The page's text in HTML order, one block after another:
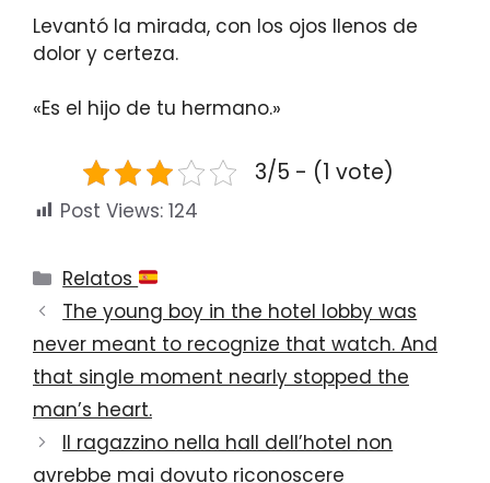
Levantó la mirada, con los ojos llenos de
dolor y certeza.
«Es el hijo de tu hermano.»
3/5 - (1 vote)
Post Views: 124
Categories
Relatos
The young boy in the hotel lobby was
never meant to recognize that watch. And
that single moment nearly stopped the
man’s heart.
Il ragazzino nella hall dell’hotel non
avrebbe mai dovuto riconoscere